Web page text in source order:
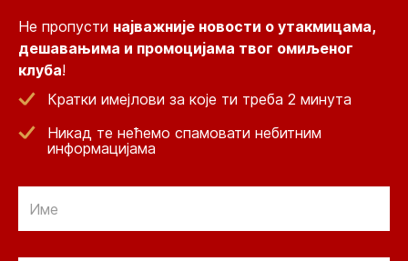
Не пропусти најважније новости о утакмицама,
дешавањима и промоцијама твог омиљеног
клуба!
Кратки имејлови за које ти треба 2 минута
Никад те нећемо спамовати небитним
информацијама